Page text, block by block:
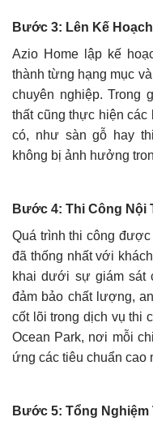
Bước 3: Lên Kế
Azio Home lập kế
thành từng hạng mục
chuyên nghiệp. Trong
thất cũng thực hiện các
có, như sàn gỗ hay
không bị ảnh hưởng
Bước 4: Thi Công Nội
Quá trình thi công
đã thống nhất với
khai dưới sự giám sát
đảm bảo chất lượng,
cốt lõi trong dịch vụ thi
Ocean Park, nơi mỗi
ứng các tiêu chuẩn cao
Bước 5: Tổng Nghiệm